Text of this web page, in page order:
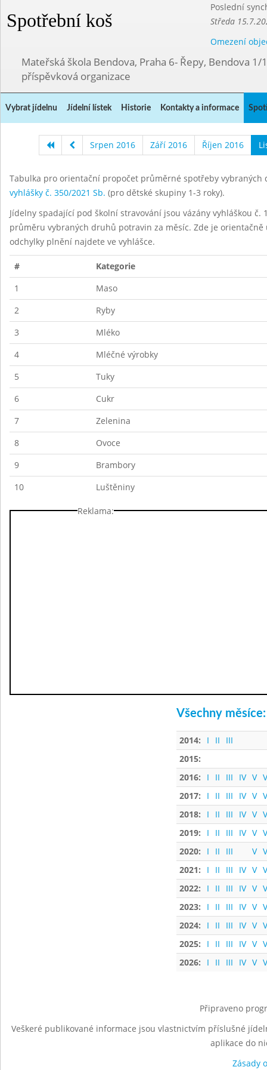
Spotřební koš
Poslední
Středa
Omezení
Mateřská škola Bendova, Praha 6- Řepy, Bendova 1/
příspěvková organizace
Vybrat jídelnu Jídelní lístek Historie Kontakty a informace
Srpen 2016 Září 2016 Říjen 2016
Tabulka pro orientační propočet průměrné spotřeby
vyhlášky č. 350/2021 Sb. (pro dětské skupiny 1-3 roky).
Jídelny spadající pod školní stravování jsou vázány vyhláškou
průměru vybraných druhů potravin za měsíc. Zde je
odchylky plnění najdete ve vyhlášce.
#
Kategorie
1
Maso
2
Ryby
3
Mléko
4
Mléčné výrobky
5
Tuky
6
Cukr
7
Zelenina
8
Ovoce
9
Brambory
10
Luštěniny
Reklama:
Všechny měsíce:
2014: I II
III
2015:
2016:
I II III IV V
2017:
I II III IV V
2018:
I II III IV V
2019:
I II III IV V
2020:
I II III V
2021:
I II III IV V
2022:
I II III IV V
2023:
I II III IV V
2024:
I II III IV V
2025:
I II III IV V
2026:
I II III IV V
Připraveno
Veškeré publikované informace jsou vlastnictvím příslušné
aplikace do
Zásady